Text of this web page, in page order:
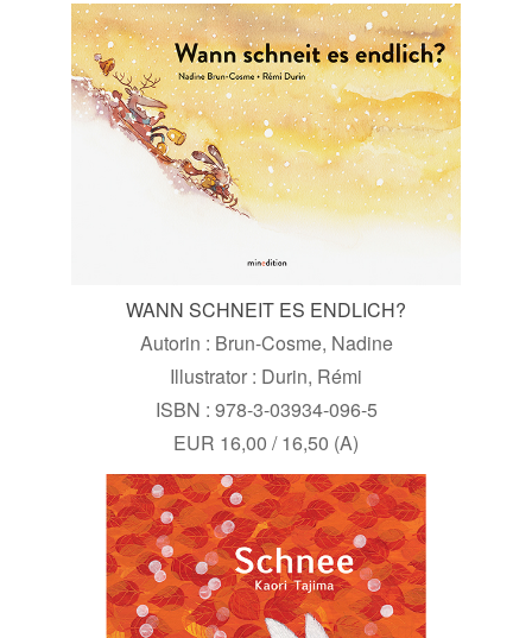
WANN SCHNEIT ES ENDLICH?
Autorin : Brun-Cosme, Nadine
Illustrator : Durin, Rémi
ISBN : 978-3-03934-096-5
EUR 16,00 / 16,50 (A)